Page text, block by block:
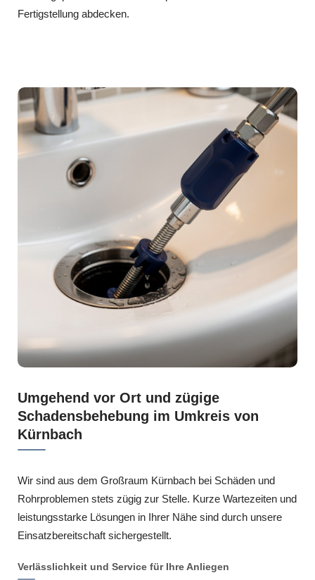
Fertigstellung abdecken.
Umgehend vor Ort und zügige
Schadensbehebung im Umkreis von
Kürnbach
Wir sind aus dem Großraum Kürnbach bei Schäden und
Rohrproblemen stets zügig zur Stelle. Kurze Wartezeiten und
leistungsstarke Lösungen in Ihrer Nähe sind durch unsere
Einsatzbereitschaft sichergestellt.
Verlässlichkeit und Service für Ihre Anliegen